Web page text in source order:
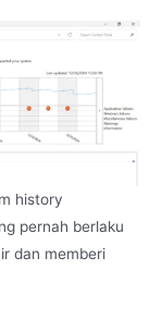
history
pernah berlaku
dan memberi